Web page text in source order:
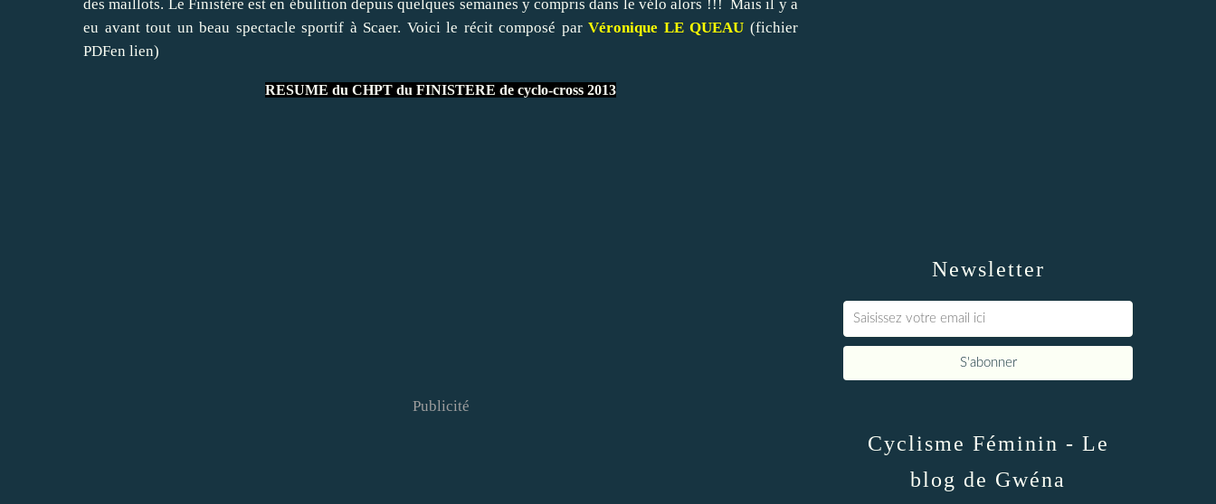
des maillots. Le Finistère est en ébulition depuis quelques semaines y compris dans le vélo alors !!! Mais il y a
eu avant tout un beau spectacle sportif à Scaer. Voici le récit composé parVéronique LE QUEAU (fichier
PDFen lien)
RESUME du CHPT du FINISTERE de cyclo-cross 2013
Publicité
Newsletter
Cyclisme Féminin - Le
blog de Gwéna